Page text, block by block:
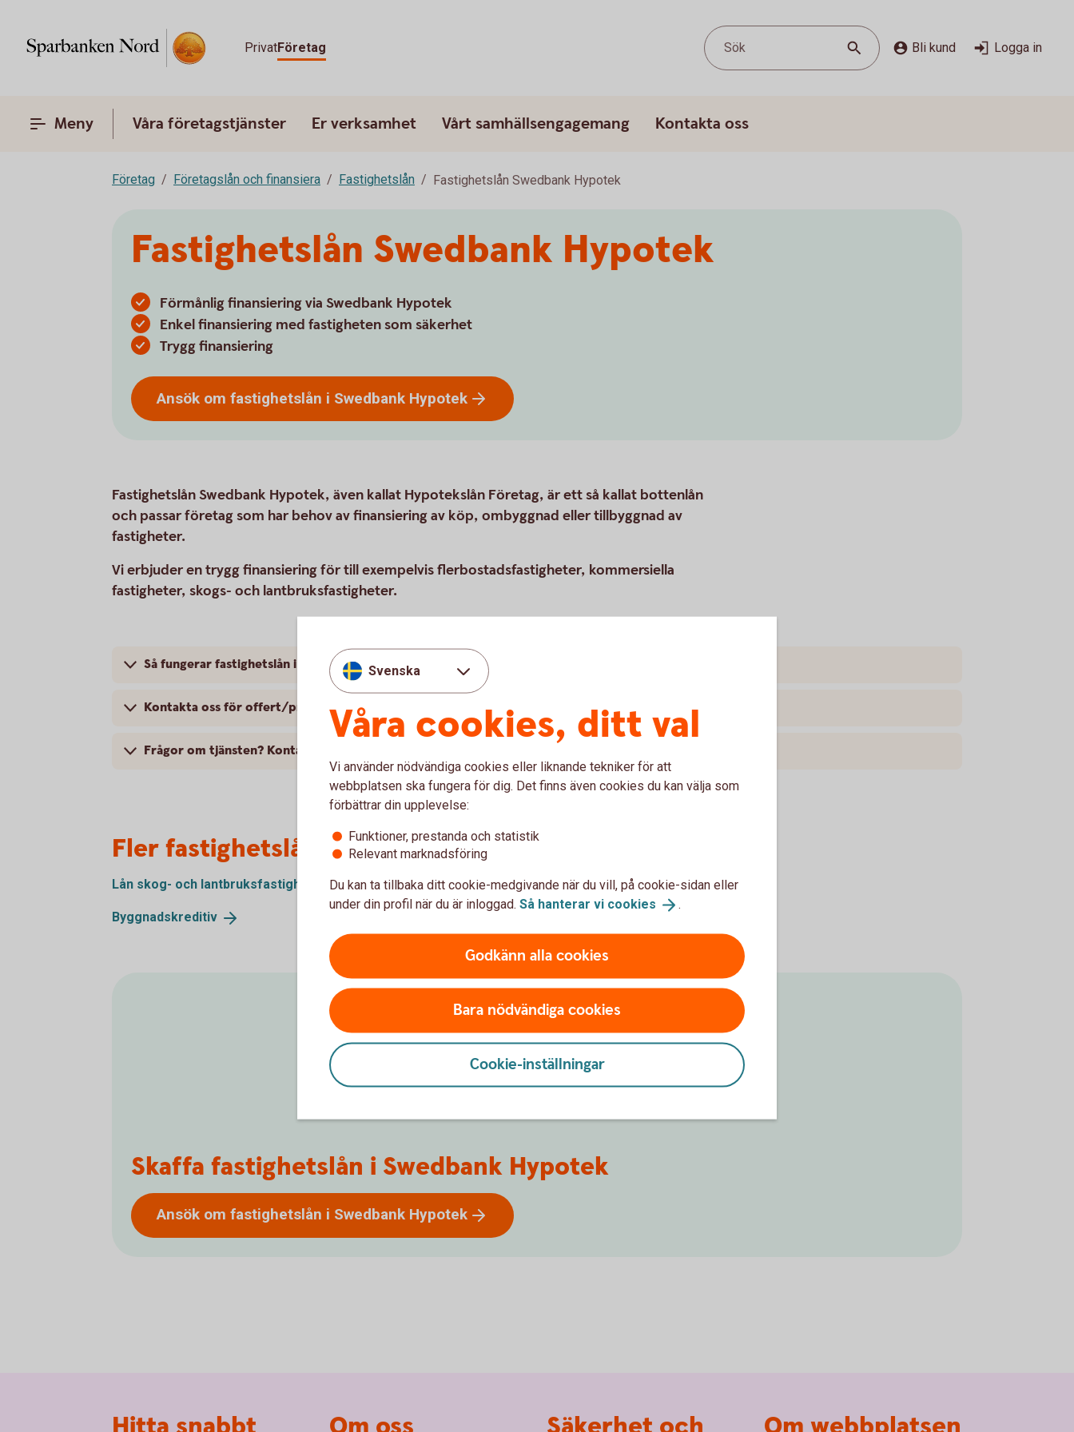
PrivatFöretag Sök Bli kund Logga in
Meny Våra företagstjänster Er verksamhet Vårt samhällsengagemang Kontakta oss
Företag Företagslån och finansiera Fastighetslån Fastighetslån Swedbank Hypotek
Fastighetslån Swedbank Hypotek
Förmånlig finansiering via Swedbank Hypotek
Enkel finansiering med fastigheten som säkerhet
Trygg finansiering
Ansök om fastighetslån i Swedbank Hypotek
Fastighetslån Swedbank Hypotek, även kallat Hypotekslån Företag, är ett så kallat bottenlån
och passar företag som har behov av finansiering av köp, ombyggnad eller tillbyggnad av
fastigheter.
Vi erbjuder en trygg finansiering för till exempelvis flerbostadsfastigheter, kommersiella
fastigheter, skogs- och lantbruksfastigheter.
Så fungerar fastighetslån i Swedbank Hypotek
Kontakta oss för offert/pris
Frågor om tjänsten? Kontakta oss
Fler fastighetslån och byggnadskreditiv
Lån skog- och lantbruksfastighet
Byggnadskreditiv
Skaffa fastighetslån i Swedbank Hypotek
Ansök om fastighetslån i Swedbank Hypotek
Ansök
online
Svenska
Våra cookies, ditt val
Vi använder nödvändiga cookies eller liknande tekniker för att
webbplatsen ska fungera för dig. Det finns även cookies du kan välja som
förbättrar din upplevelse:
Funktioner, prestanda och statistik
Relevant marknadsföring
Du kan ta tillbaka ditt cookie-medgivande när du vill, på cookie-sidan eller
under din profil när du är inloggad. Så hanterar vi cookies .
Godkänn alla cookies
Bara nödvändiga cookies
Cookie-inställningar